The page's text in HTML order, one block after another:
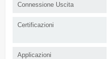
Connessione Uscita
Certificazioni
Applicazioni